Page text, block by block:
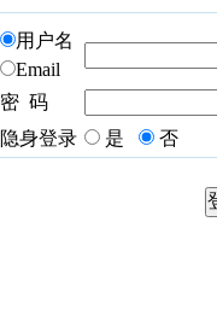
用户名
Email
密 码
隐身登录
是 否